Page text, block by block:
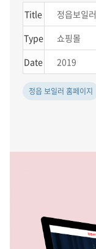
Title
정읍보일러
Type
쇼핑몰
Date
2019
정읍 보일러 홈페이지